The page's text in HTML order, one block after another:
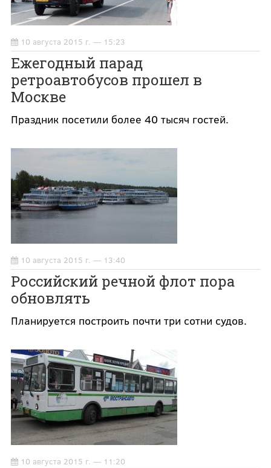
10 августа 2015 г. — 15:23
Ежегодный парад
ретроавтобусов прошел в
Москве
Праздник посетили более 40 тысяч гостей.
10 августа 2015 г. — 13:40
Российский речной флот пора
обновлять
Планируется построить почти три сотни судов.
10 августа 2015 г. — 11:20